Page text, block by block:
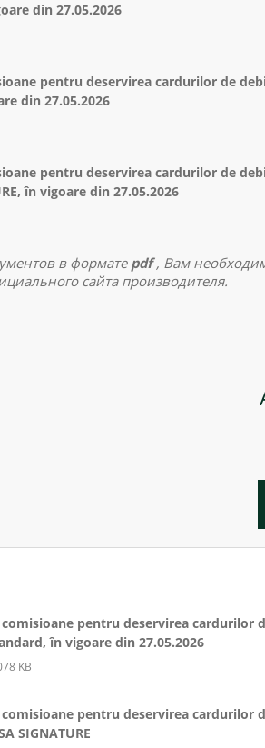
din 27.05.2026
pentru deservirea cardurilor de
din 27.05.2026
pentru deservirea cardurilor de
în vigoare din 27.05.2026
в форматеpdf , Вам
сайта производителя.
pentru deservirea cardurilor
în vigoare din 27.05.2026
KB
pentru deservirea cardurilor
SIGNATURE